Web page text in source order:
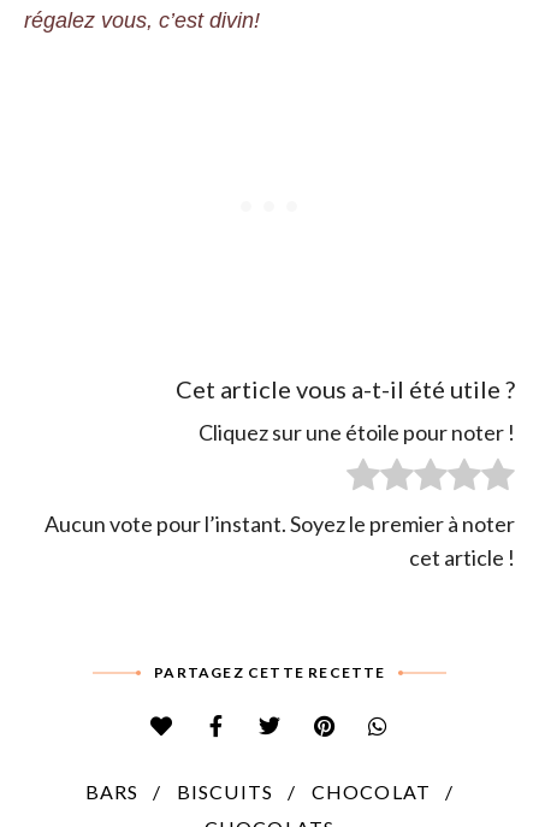
régalez vous, c’est divin!
Cet article vous a-t-il été utile ?
Cliquez sur une étoile pour noter !
Aucun vote pour l’instant. Soyez le premier à noter
cet article !
PARTAGEZ CETTE RECETTE
BARS BISCUITS
CHOCOLAT